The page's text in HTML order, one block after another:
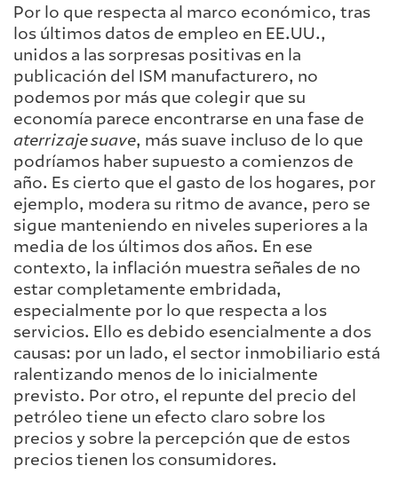
Por lo que respecta al marco económico, tras
los últimos datos de empleo en EE.UU.,
unidos a las sorpresas positivas en la
publicación del ISM manufacturero, no
podemos por más que colegir que su
economía parece encontrarse en una fase de
aterrizaje suave, más suave incluso de lo que
podríamos haber supuesto a comienzos de
año. Es cierto que el gasto de los hogares, por
ejemplo, modera su ritmo de avance, pero se
sigue manteniendo en niveles superiores a la
media de los últimos dos años. En ese
contexto, la inflación muestra señales de no
estar completamente embridada,
especialmente por lo que respecta a los
servicios. Ello es debido esencialmente a dos
causas: por un lado, el sector inmobiliario está
ralentizando menos de lo inicialmente
previsto. Por otro, el repunte del precio del
petróleo tiene un efecto claro sobre los
precios y sobre la percepción que de estos
precios tienen los consumidores.